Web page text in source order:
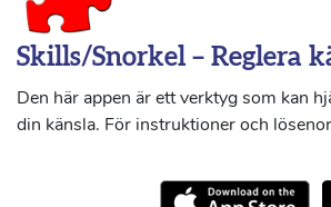
Skills/Snorkel – Reglera
Den här appen är ett verktyg som kan
din känsla. För instruktioner och